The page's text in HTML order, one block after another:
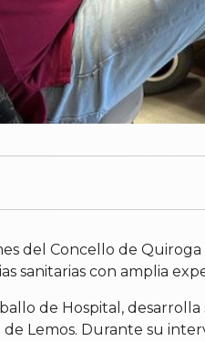
del Concello de
sanitarias con amplia
de Hospital,
de Lemos. Durante su